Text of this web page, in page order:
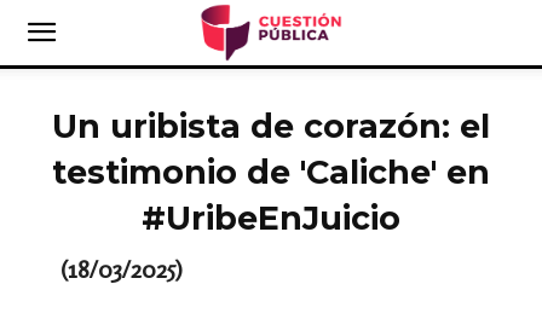
Un uribista de corazón: el
testimonio de 'Caliche' en
#UribeEnJuicio
(18/03/2025)